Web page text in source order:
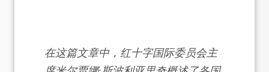
在这篇文章中，红十字国际委员会主